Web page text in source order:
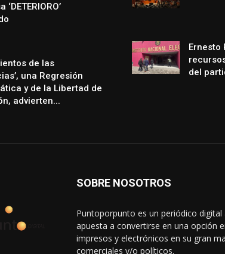
‘DETERIORO’
de las
una Regresión
y de la Libertad de
advierten...
Ernesto
del
SOBRE NOSOTROS
Puntoporpunto es un periódico
apuesta a convertirse en una opción
impresos y electrónicos en su gran
comerciales y/o políticos.